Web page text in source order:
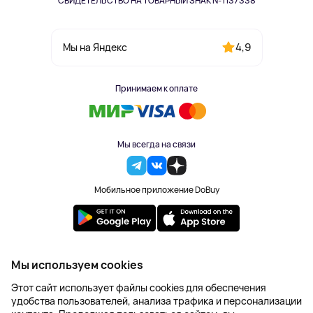
Мы на Яндекс 4,9
Принимаем к оплате
Мы всегда на связи
Мобильное приложение DoBuy
2023-2026 © DoBuy. Все права защищены
Правила обработки персональных данных
Пользовательское соглашение
Оферта
Мы используем cookies
Этот сайт использует файлы cookies для обеспечения
удобства пользователей, анализа трафика и персонализации